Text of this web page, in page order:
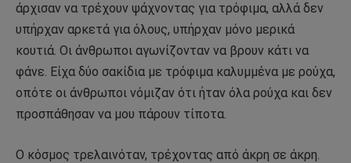
άρχισαν να τρέχουν ψάχνοντας για τρόφιμα, αλλά δεν
υπήρχαν αρκετά για όλους, υπήρχαν μόνο μερικά
κουτιά. Οι άνθρωποι αγωνίζονταν να βρουν κάτι να
φάνε. Είχα δύο σακίδια με τρόφιμα καλυμμένα με ρούχα,
οπότε οι άνθρωποι νόμιζαν ότι ήταν όλα ρούχα και δεν
προσπάθησαν να μου πάρουν τίποτα.
Ο κόσμος τρελαινόταν, τρέχοντας από άκρη σε άκρη.